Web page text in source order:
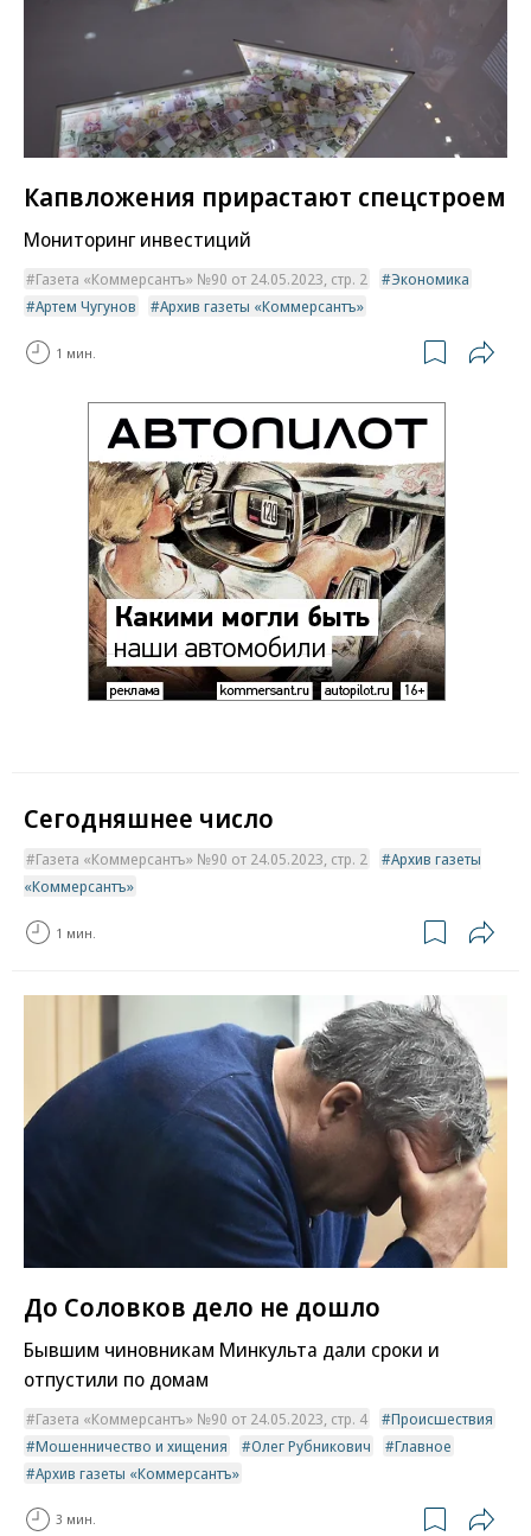
Капвложения прирастают спецстроем
Мониторинг инвестиций
Газета «Коммерсантъ» №90 от 24.05.2023, стр. 2
Экономика
Артем Чугунов
Архив газеты «Коммерсантъ»
1 мин.
Сегодняшнее число
Газета «Коммерсантъ» №90 от 24.05.2023, стр. 2
Архив газеты
«Коммерсантъ»
1 мин.
До Соловков дело не дошло
Бывшим чиновникам Минкульта дали сроки и
отпустили по домам
Газета «Коммерсантъ» №90 от 24.05.2023, стр. 4
Происшествия
Мошенничество и хищения
Олег Рубникович
Главное
Архив газеты «Коммерсантъ»
3 мин.